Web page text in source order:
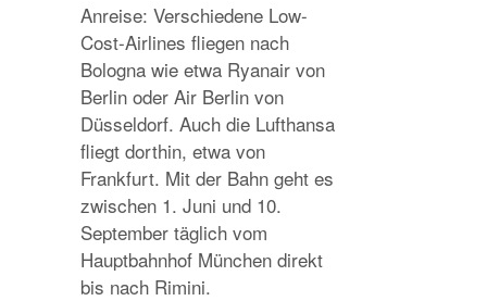
Anreise: Verschiedene Low-
Cost-Airlines fliegen nach
Bologna wie etwa Ryanair von
Berlin oder Air Berlin von
Düsseldorf. Auch die Lufthansa
fliegt dorthin, etwa von
Frankfurt. Mit der Bahn geht es
zwischen 1. Juni und 10.
September täglich vom
Hauptbahnhof München direkt
bis nach Rimini.